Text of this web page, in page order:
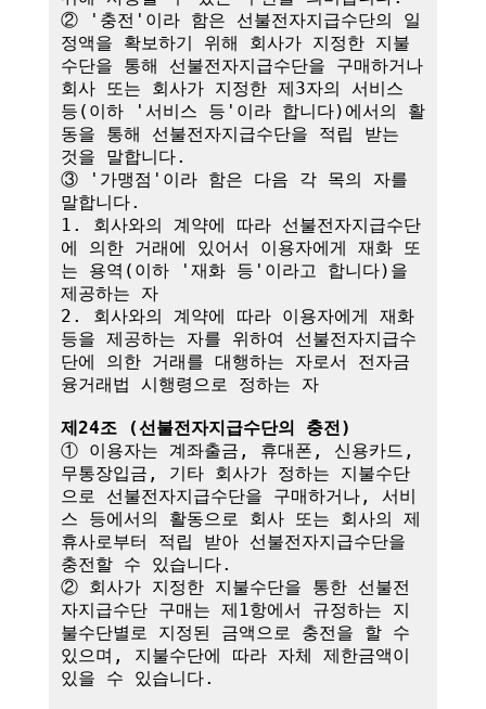
② '충전'이라 함은 선불전자지급수단의 일
정액을 확보하기 위해 회사가 지정한 지불
수단을 통해 선불전자지급수단을 구매하거나
회사 또는 회사가 지정한 제3자의 서비스
등(이하 '서비스 등'이라 합니다)에서의 활
동을 통해 선불전자지급수단을 적립 받는
것을 말합니다.
③ '가맹점'이라 함은 다음 각 목의 자를
말합니다.
1. 회사와의 계약에 따라 선불전자지급수단
에 의한 거래에 있어서 이용자에게 재화 또
는 용역(이하 '재화 등'이라고 합니다)을
제공하는 자
2. 회사와의 계약에 따라 이용자에게 재화
등을 제공하는 자를 위하여 선불전자지급수
단에 의한 거래를 대행하는 자로서 전자금
융거래법 시행령으로 정하는 자
제24조 (선불전자지급수단의 충전)
① 이용자는 계좌출금, 휴대폰, 신용카드,
무통장입금, 기타 회사가 정하는 지불수단
으로 선불전자지급수단을 구매하거나, 서비
스 등에서의 활동으로 회사 또는 회사의 제
휴사로부터 적립 받아 선불전자지급수단을
충전할 수 있습니다.
② 회사가 지정한 지불수단을 통한 선불전
자지급수단 구매는 제1항에서 규정하는 지
불수단별로 지정된 금액으로 충전을 할 수
있으며, 지불수단에 따라 자체 제한금액이
있을 수 있습니다.